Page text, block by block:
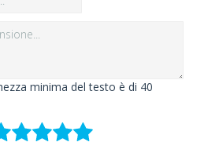
minima del testo è di 40